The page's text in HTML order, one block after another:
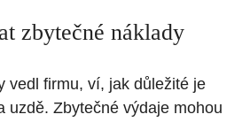
zbytečné náklady
vedl firmu, ví, jak důležité je
uzdě. Zbytečné výdaje mohou